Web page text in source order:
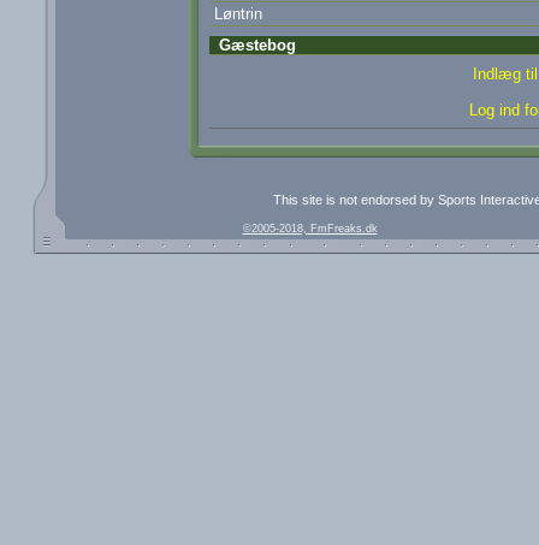
Løntrin
Gæstebog
Indlæg
Log ind
This site is not endorsed by Sports
©2005-2018, FmFreaks.dk